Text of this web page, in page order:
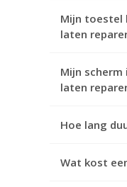
Mijn toestel
laten
Mijn scherm
laten
Hoe lang
Wat kost